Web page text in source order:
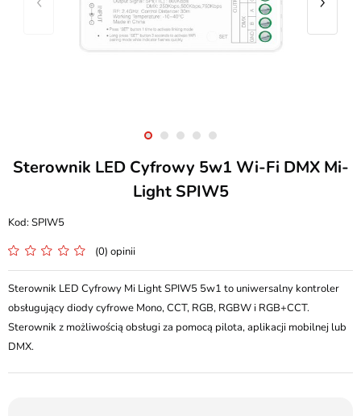
Sterownik LED Cyfrowy 5w1 Wi-Fi DMX Mi-
Light SPIW5
SPIW5
(0) opinii
Sterownik LED Cyfrowy Mi Light SPIW5 5w1 to uniwersalny kontroler
obsługujący diody cyfrowe Mono, CCT, RGB, RGBW i RGB+CCT.
Sterownik z możliwością obsługi za pomocą pilota, aplikacji mobilnej lub
DMX.